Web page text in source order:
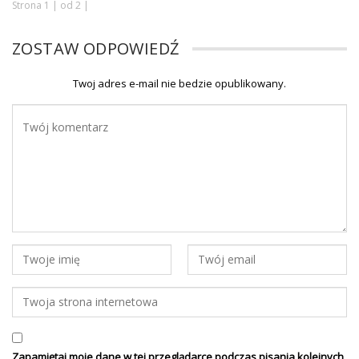
Strona 1 | od 2 |
ZOSTAW ODPOWIEDŹ
Twoj adres e-mail nie bedzie opublikowany.